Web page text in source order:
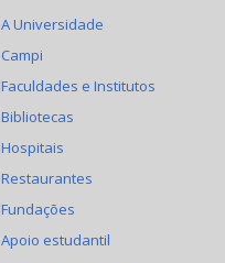
A Universidade
Campi
Faculdades e Institutos
Bibliotecas
Hospitais
Restaurantes
Fundações
Apoio estudantil